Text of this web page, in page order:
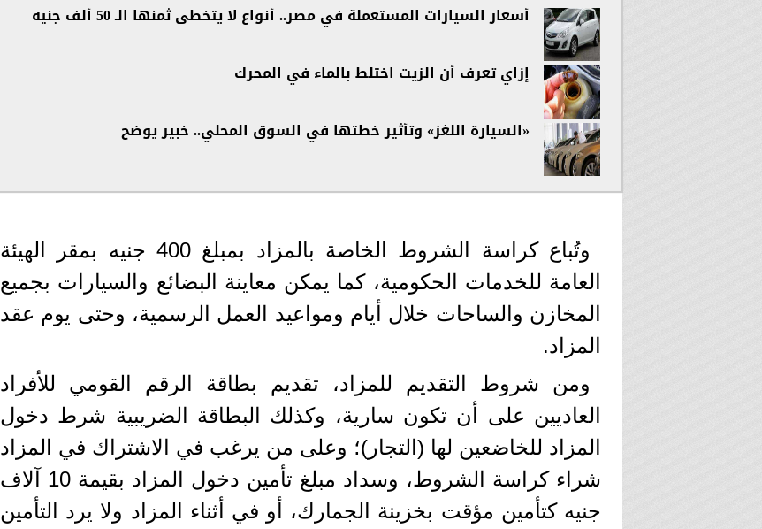
أسعار السيارات المستعملة في مصر.. أنواع لا يتخطى ثمنها الـ 50 ألف جنيه
إزاي تعرف أن الزيت اختلط بالماء في المحرك
«السيارة اللغز» وتأثير خطتها في السوق المحلي.. خبير يوضح
وتُباع كراسة الشروط الخاصة بالمزاد بمبلغ 400 جنيه بمقر الهيئة
العامة للخدمات الحكومية، كما يمكن معاينة البضائع والسيارات بجميع
المخازن والساحات خلال أيام ومواعيد العمل الرسمية، وحتى يوم عقد
المزاد.
ومن شروط التقديم للمزاد، تقديم بطاقة الرقم القومي للأفراد
العاديين على أن تكون سارية، وكذلك البطاقة الضريبية شرط دخول
المزاد للخاضعين لها (التجار)؛ وعلى من يرغب في الاشتراك في المزاد
شراء كراسة الشروط، وسداد مبلغ تأمين دخول المزاد بقيمة 10 آلاف
جنيه كتأمين مؤقت بخزينة الجمارك، أو في أثناء المزاد ولا يرد التأمين